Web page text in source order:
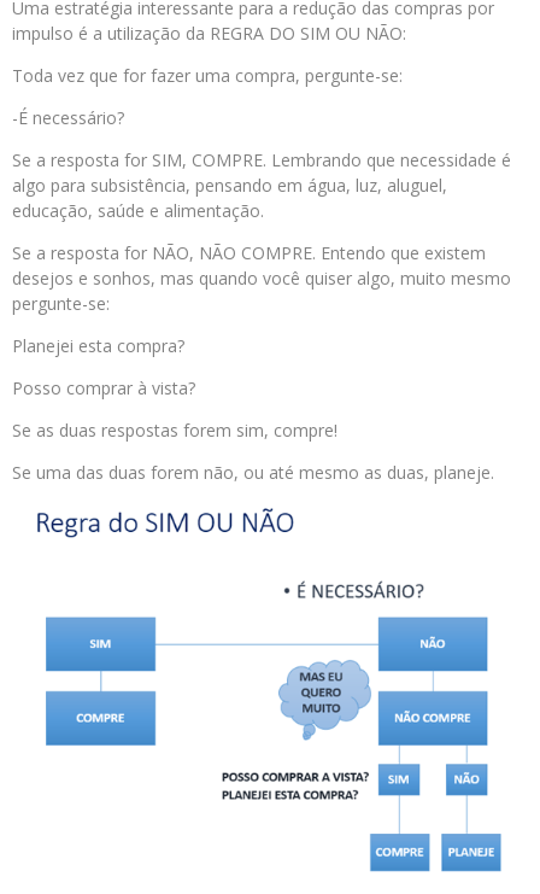
Uma estratégia interessante para a redução das compras por
impulso é a utilização da REGRA DO SIM OU NÃO:
Toda vez que for fazer uma compra, pergunte-se:
-É necessário?
Se a resposta for SIM, COMPRE. Lembrando que necessidade é
algo para subsistência, pensando em água, luz, aluguel,
educação, saúde e alimentação.
Se a resposta for NÃO, NÃO COMPRE. Entendo que existem
desejos e sonhos, mas quando você quiser algo, muito mesmo
pergunte-se:
Planejei esta compra?
Posso comprar à vista?
Se as duas respostas forem sim, compre!
Se uma das duas forem não, ou até mesmo as duas, planeje.